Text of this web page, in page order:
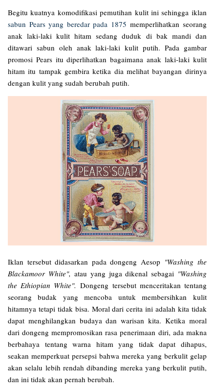
Begitu kuatnya komodifikasi pemutihan kulit ini sehingga iklan
sabun Pears yang beredar pada 1875 memperlihatkan seorang
anak laki-laki kulit hitam sedang duduk di bak mandi dan
ditawari sabun oleh anak laki-laki kulit putih. Pada gambar
promosi Pears itu diperlihatkan bagaimana anak laki-laki kulit
hitam itu tampak gembira ketika dia melihat bayangan dirinya
dengan kulit yang sudah berubah putih.
Iklan tersebut didasarkan pada dongeng Aesop "Washing the
Blackamoor White",atau yang juga dikenal sebagai "Washing
the Ethiopian White". Dongeng tersebut menceritakan tentang
seorang budak yang mencoba untuk membersihkan kulit
hitamnya tetapi tidak bisa. Moral dari cerita ini adalah kita tidak
dapat menghilangkan budaya dan warisan kita. Ketika moral
dari dongeng mempromosikan rasa penerimaan diri, ada makna
berbahaya tentang warna hitam yang tidak dapat dihapus,
seakan memperkuat persepsi bahwa mereka yang berkulit gelap
akan selalu lebih rendah dibanding mereka yang berkulit putih,
dan ini tidak akan pernah berubah.